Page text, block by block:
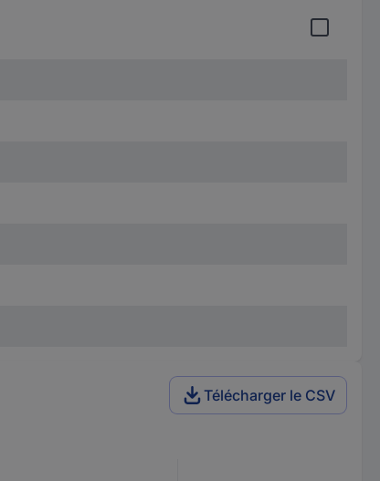
Télécharger le CSV